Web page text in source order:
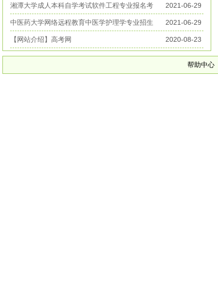
考试招生
湘潭大学成人本科自学考试软件工程专业报名考
试简章
2021-06-29
中医药大学网络远程教育中医学护理学专业招生
简章
2021-06-29
【网站介绍】高考网 2020-08-23
帮助中心